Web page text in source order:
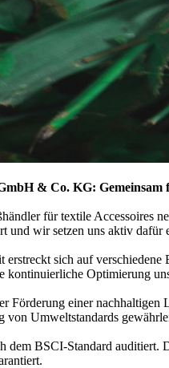
& Co. KG:
für textile Accessoires
und wir setzen uns aktiv
sich auf
kontinuierliche Optimierung
Förderung einer nachhaltigen
Umweltstandards
dem BSCI-Standard